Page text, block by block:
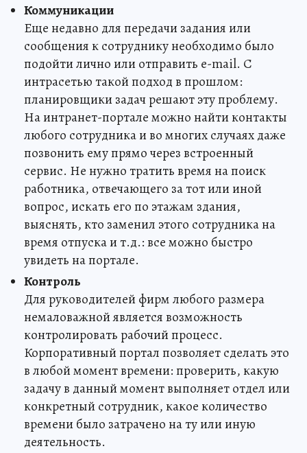
Коммуникации
Еще недавно для передачи задания или
сообщения к сотруднику необходимо было
подойти лично или отправить e-mail. С
интрасетью такой подход в прошлом:
планировщики задач решают эту проблему.
На интранет-портале можно найти контакты
любого сотрудника и во многих случаях даже
позвонить ему прямо через встроенный
сервис. Не нужно тратить время на поиск
работника, отвечающего за тот или иной
вопрос, искать его по этажам здания,
выяснять, кто заменил этого сотрудника на
время отпуска и т.д.: все можно быстро
увидеть на портале.
Контроль
Для руководителей фирм любого размера
немаловажной является возможность
контролировать рабочий процесс.
Корпоративный портал позволяет сделать это
в любой момент времени: проверить, какую
задачу в данный момент выполняет отдел или
конкретный сотрудник, какое количество
времени было затрачено на ту или иную
деятельность.